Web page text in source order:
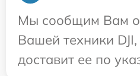
Мы сообщим Вам о
Вашей техники
доставит ее по